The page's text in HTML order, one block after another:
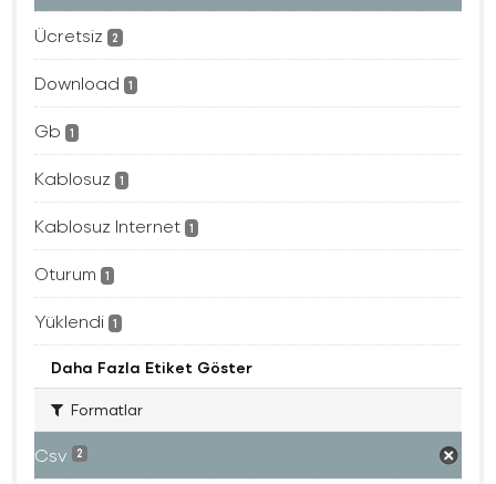
Ücretsiz 2
Download 1
Gb 1
Kablosuz 1
Kablosuz Internet 1
Oturum 1
Yüklendi 1
Daha Fazla Etiket Göster
Formatlar
Csv 2